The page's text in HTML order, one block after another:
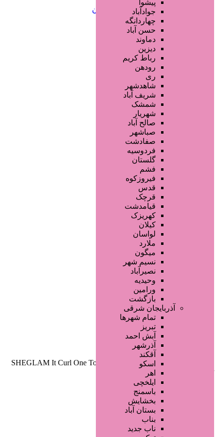
خدمات تناسب اندام و زیبایی بدن
خدمات پوست و زیبایی
خدمات ویژه و سیار
خدمات ناخن
خدمات مو
سایر خدمات
پیشوا
جوادآباد
چهاردانگه
حسن آباد
دماوند
دیزین
رباط کریم
رودهن
ری
شاهدشهر
شریف آباد
شمشک
شهریار
صالح آباد
صباشهر
صفادشت
فردوسیه
گلستان
فشم
فیروزکوه
قدس
قرچک
قیامدشت
کهریزک
کیلان
لواسان
ملارد
میگون
نسیم شهر
نصیرآباد
وحیدیه
ورامین
بازگشت
آذربایجان شرقی
تمام شهر‌ها
تبریز
آبش احمد
آذرشهر
آقکند
اسکو
اهر
ایلخچی
باسمنج
بخشایش
بستان آباد
بناب
ناب جدید
صفحه اصلی
آگهی انبوه
طراحی سایت
صفحه اختصاصی
لیست سایتهای تبلیغاتی
دسته‌بندی‌ها
/ محصولات برچسب خورده “SHEGLAM It Curl One Touch